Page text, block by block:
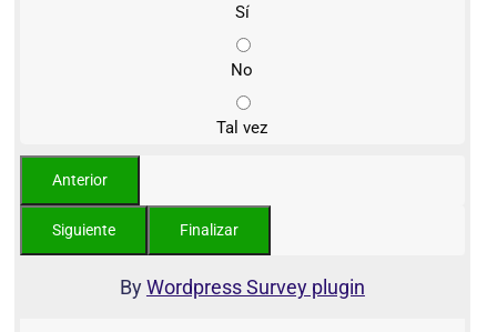
Sí
No
Tal vez
ByWordpress Survey plugin